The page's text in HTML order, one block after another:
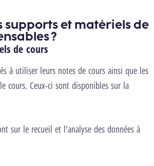
supports et matériels de
?
de cours
à utiliser leurs notes de cours ainsi que les
cours. Ceux-ci sont disponibles sur la
sur le recueil et l'analyse des données à